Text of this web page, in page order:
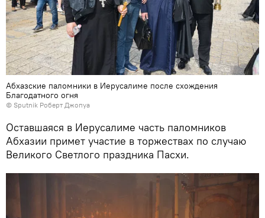
Абхазские паломники в Иерусалиме после схождения
Благодатного огня
© Sputnik Роберт Джопуа
Оставшаяся в Иерусалиме часть паломников
Абхазии примет участие в торжествах по случаю
Великого Светлого праздника Пасхи.